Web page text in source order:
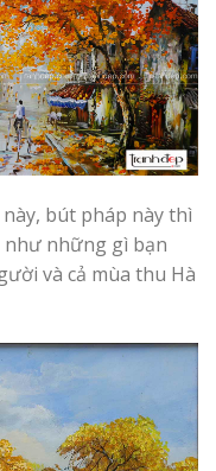
bút pháp này thì
như những gì bạn
và cả mùa thu Hà